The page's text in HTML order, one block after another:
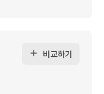
비교하기